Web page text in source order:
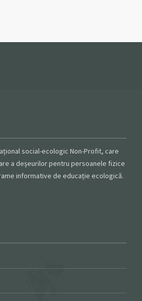
social-ecologic Non-Profit, care
a deșeurilor pentru persoanele fizice
informative de educație ecologică.